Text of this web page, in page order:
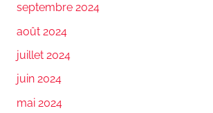
septembre 2024
août 2024
juillet 2024
juin 2024
mai 2024